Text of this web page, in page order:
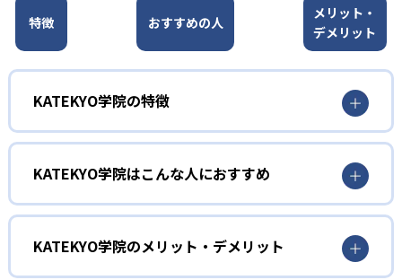
特徴 おすすめの人
メリット・
デメリット
KATEKYO学院の特徴
質問が苦手でもプロ講師がフォロー
KATEKYO学院では、リアルタイムの完全マンツーマン指導
でプロ教師が子どもの理解度を丁寧に把握する。質問が苦
手な場合でも、ペンの動きなどを見ることで子どもに必要
なアドバイスや解説を行う。
KATEKYO学院はこんな人におすすめ
専門的な進路相談を受けたい人
進路相談の専門スタッフが在籍
KATEKYO学院では、学習指導を行うプロ教師とは別に、進
KATEKYO学院のメリット・デメリット